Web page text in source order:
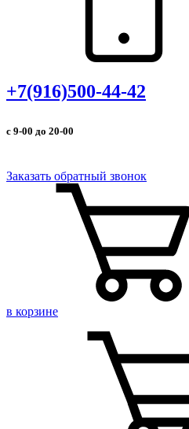
+7(916)500-44-42
с 9-00 до 20-00
Заказать обратный звонок
в корзине